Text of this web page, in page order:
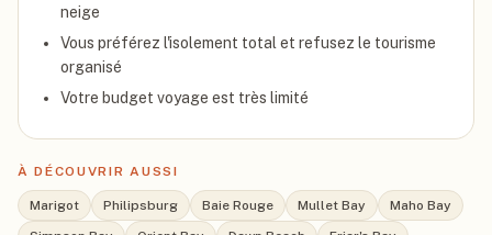
neige
Vous préférez l'isolement total et refusez le tourisme
organisé
Votre budget voyage est très limité
À DÉCOUVRIR AUSSI
Marigot Philipsburg Baie Rouge Mullet Bay
Maho Bay